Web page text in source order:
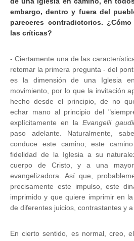
embargo, dentro y fuera del
pareceres contradictorios.
las críticas?
- Ciertamente una de las
retomar la primera pregunta - del
es la dimensión de una Iglesia
movimiento, por lo que la invitación
hecho desde el principio, de no
echar mano al principio del
explícitamente en la Evangelii
paso adelante. Naturalmente,
conduce este camino; este
fidelidad de la Iglesia a su
cuerpo de Cristo, y a una
evangelizadora. Así que,
precisamente este impulso, este
imprimido y que quiere imprimir en
de diferentes juicios, contrastantes y
En cierto sentido, es normal, creo,